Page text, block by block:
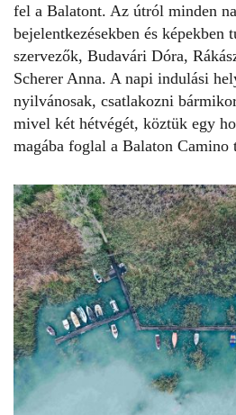
fel a Balatont. Az útról minden
bejelentkezésekben és képekben
szervezők, Budavári Dóra,
Scherer Anna. A napi indulási
nyilvánosak, csatlakozni
mivel két hétvégét, köztük egy
magába foglal a Balaton Camino